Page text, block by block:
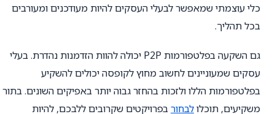
כלי עוצמתי שמאפשר לבעלי העסקים להיות מעודכנים ומעורבים
בכל תהליך.
גם השקעה בפלטפורמות P2P יכולה להוות הזדמנות נהדרת. בעלי
עסקים שמעוניינים לחשוב מחוץ לקופסה יכולים להשקיע
בפלטפורמות הללו ולזכות בהחזר גבוה יותר באפיקים השונים. בתור
משקיעים, תוכלולבחורבפרויקטים שקרובים ללבכם, להיות